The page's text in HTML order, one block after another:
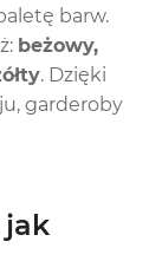
barw.
beżowy,
. Dzięki
garderoby
jak